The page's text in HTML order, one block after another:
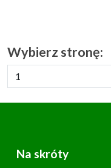
Wybierz stronę:
Na skróty